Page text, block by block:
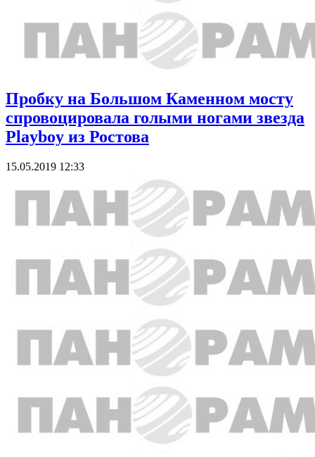
Пробку на Большом Каменном мосту
спровоцировала голыми ногами звезда
Playboy из Ростова
15.05.2019 12:33